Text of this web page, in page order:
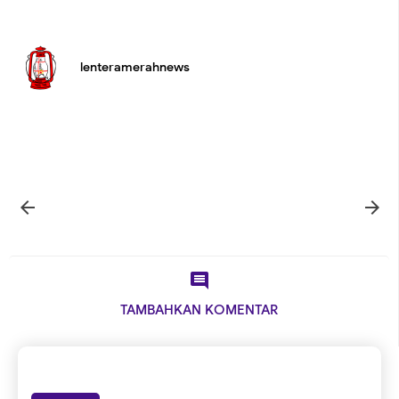
lenteramerahnews
 

TAMBAHKAN KOMENTAR